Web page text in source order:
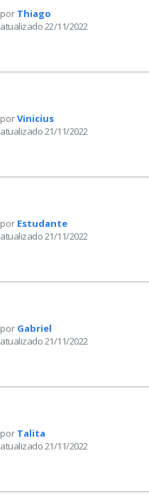
por Thiago
atualizado 22/11/2022
porVinicius
atualizado 21/11/2022
por Estudante
atualizado 21/11/2022
por Gabriel
atualizado 21/11/2022
por Talita
atualizado 21/11/2022